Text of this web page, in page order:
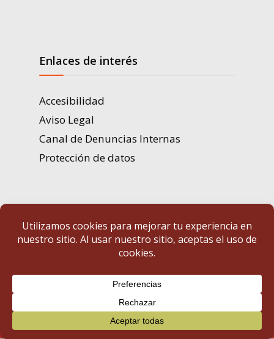
Enlaces de interés
Accesibilidad
Aviso Legal
Canal de Denuncias Internas
Protección de datos
Portal de Transparencia | Diputación de Badajoz